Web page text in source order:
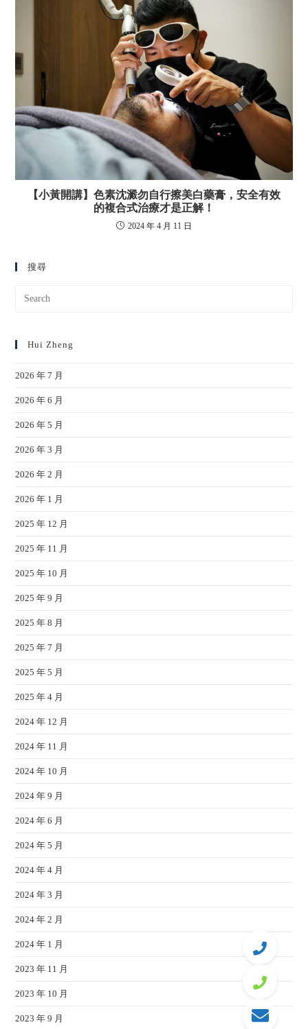
【小黃開講】色素沈澱勿自行擦美白藥膏，安全有效
的複合式治療才是正解！
2024 年 4 月 11 日
搜尋
Hui Zheng
2026 年 7 月
2026 年 6 月
2026 年 5 月
2026 年 3 月
2026 年 2 月
2026 年 1 月
2025 年 12 月
2025 年 11 月
2025 年 10 月
2025 年 9 月
2025 年 8 月
2025 年 7 月
2025 年 5 月
2025 年 4 月
2024 年 12 月
2024 年 11 月
2024 年 10 月
2024 年 9 月
2024 年 6 月
2024 年 5 月
2024 年 4 月
2024 年 3 月
2024 年 2 月
2024 年 1 月
2023 年 11 月
2023 年 10 月
2023 年 9 月